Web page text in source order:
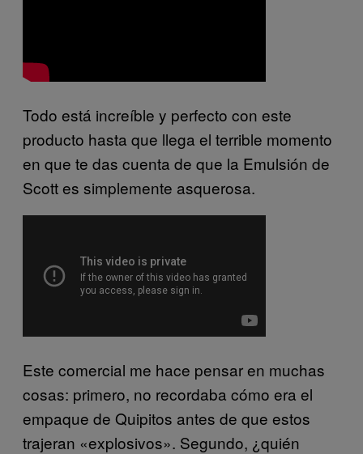
Todo está increíble y perfecto con este
producto hasta que llega el terrible momento
en que te das cuenta de que la Emulsión de
Scott es simplemente asquerosa.
Este comercial me hace pensar en muchas
cosas: primero, no recordaba cómo era el
empaque de Quipitos antes de que estos
trajeran «explosivos». Segundo, ¿quién